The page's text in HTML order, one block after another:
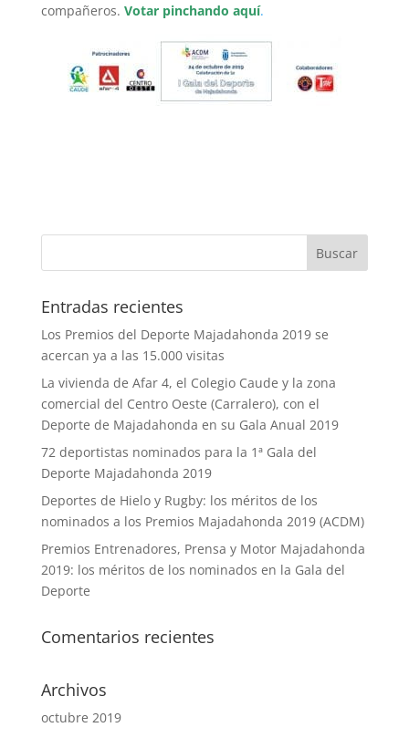
compañeros. Votar pinchando aquí.
Entradas recientes
Los Premios del Deporte Majadahonda 2019 se
acercan ya a las 15.000 visitas
La vivienda de Afar 4, el Colegio Caude y la zona
comercial del Centro Oeste (Carralero), con el
Deporte de Majadahonda en su Gala Anual 2019
72 deportistas nominados para la 1ª Gala del
Deporte Majadahonda 2019
Deportes de Hielo y Rugby: los méritos de los
nominados a los Premios Majadahonda 2019 (ACDM)
Premios Entrenadores, Prensa y Motor Majadahonda
2019: los méritos de los nominados en la Gala del
Deporte
Comentarios recientes
Archivos
octubre 2019